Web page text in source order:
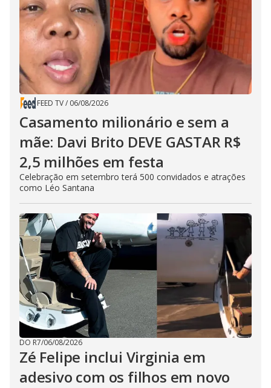
FEED TV/ 06/08/2026
Casamento milionário e sem a
mãe: Davi Brito DEVE GASTAR R$
2,5 milhões em festa
Celebração em setembro terá 500 convidados e atrações
como Léo Santana
DO R7/06/08/2026
Zé Felipe inclui Virginia em
adesivo com os filhos em novo